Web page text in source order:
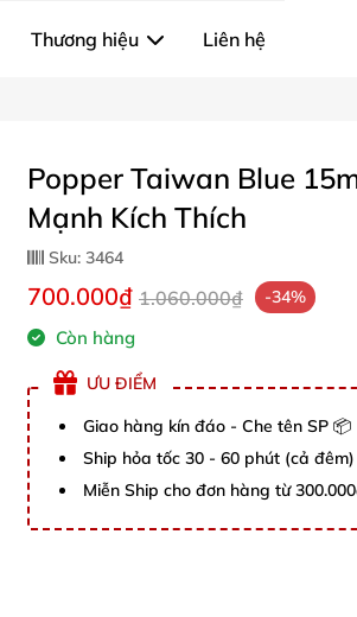
Thương hiệu Liên hệ
Popper Taiwan Blue
Mạnh Kích Thích
Sku: 3464
700.000₫ 1.060.000₫ -34%
Còn hàng
ƯU ĐIỂM
Giao hàng kín đáo - Che tên SP 📦
Ship hỏa tốc 30 - 60 phút (cả đêm)
Miễn Ship cho đơn hàng từ